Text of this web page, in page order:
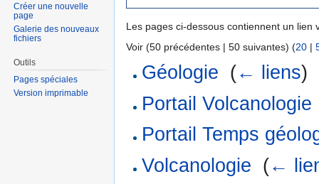
Les pages ci-dessous contiennent un lien
Voir (50 précédentes | 50 suivantes) (20 |
Géologie (← liens)
Portail Volcanologie
Portail Temps
Volcanologie (←
Créer une nouvelle
page
Galerie des nouveaux
fichiers
Outils
Pages spéciales
Version imprimable